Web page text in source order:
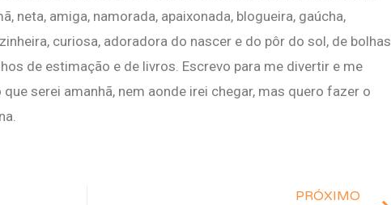
neta, amiga, namorada, apaixonada, blogueira, gaúcha,
curiosa, adoradora do nascer e do pôr do sol, de bolhas
de estimação e de livros. Escrevo para me divertir e me
que serei amanhã, nem aonde irei chegar, mas quero fazer o
PRÓXIMO